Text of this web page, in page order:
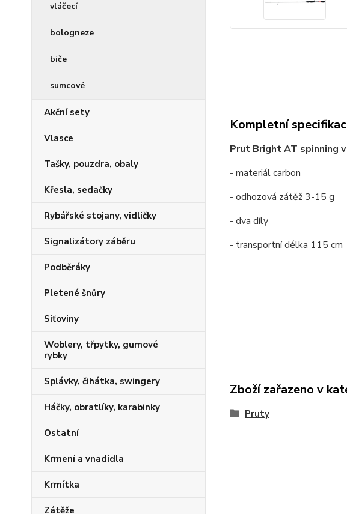
vláčecí
bologneze
biče
sumcové
Akční sety
Vlasce
Tašky, pouzdra, obaly
Křesla, sedačky
Rybářské stojany, vidličky
Signalizátory záběru
Podběráky
Pletené šnůry
Síťoviny
Woblery, třpytky, gumové
rybky
Splávky, čihátka, swingery
Háčky, obratlíky, karabinky
Ostatní
Krmení a vnadidla
Krmítka
Zátěže
Kompletní
Prut Bright AT spinning
- materiál carbon
- odhozová zátěž 3-15 g
- dva díly
- transportní délka 115 cm
Zboží zařazeno v
Pruty